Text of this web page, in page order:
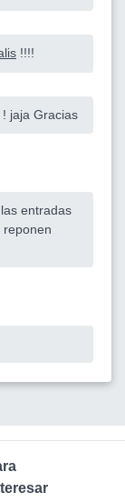
!!!!
jaja Gracias
entradas
reponen